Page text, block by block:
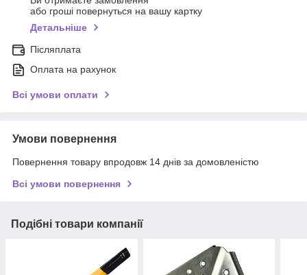
або гроші повернуться на вашу картку
Детальніше
Післяплата
Оплата на рахунок
Всі умови оплати
Умови повернення
Повернення товару впродовж 14 днів за домовленістю
Всі умови повернення
Подібні товари компанії